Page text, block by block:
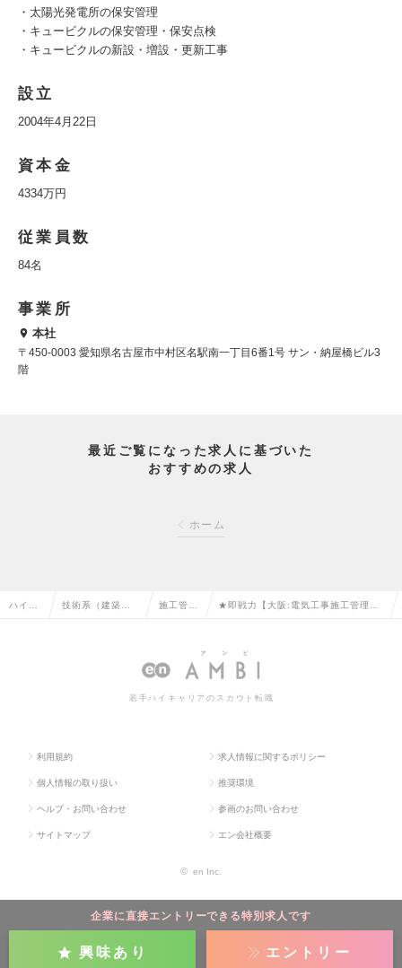
・太陽光発電所の保安管理
・キュービクルの保安管理・保安点検
・キュービクルの新設・増設・更新工事
設立
2004年4月22日
資本金
4334万円
従業員数
84名
事業所
本社
〒450-0003 愛知県名古屋市中村区名駅南一丁目6番1号 サン・納屋橋ビル3
階
最近ご覧になった求人に基づいた
おすすめの求人
ホーム
企業に直接エントリーできる特別求人です
興味あり エントリー
ハイク 技術系（建築・ 施工管理
の転職
★即戦力【大阪:電気工事施工管理】
間休日125日◎の求人情報
若手ハイキャリアのスカウト転職
利用規約 求人情報に関するポリシー
個人情報の取り扱い 推奨環境
ヘルプ・お問い合わせ 参画のお問い合わせ
サイトマップ エン会社概要
© en Inc.